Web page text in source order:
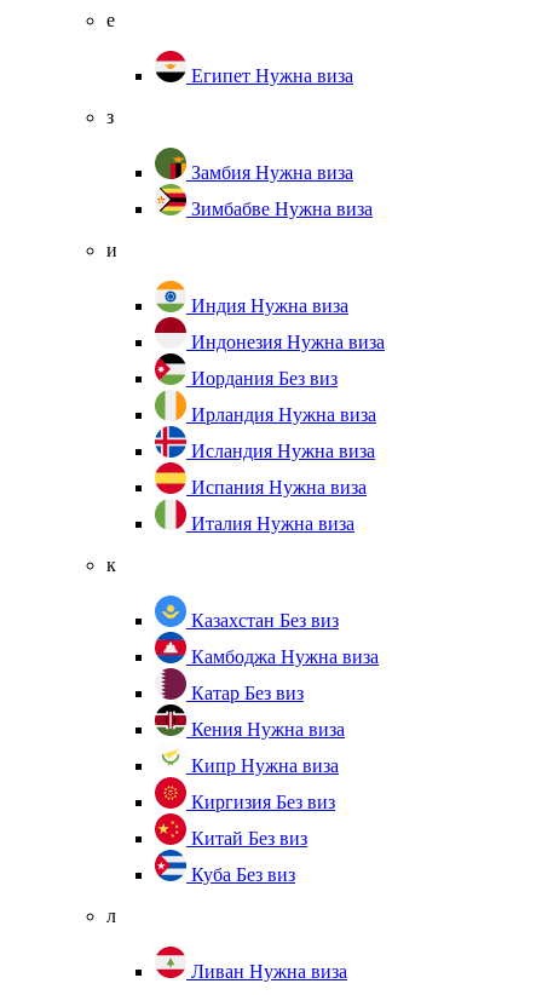
е
Египет Нужна виза
з
Замбия Нужна виза
Зимбабве Нужна виза
и
Индия Нужна виза
Индонезия Нужна виза
Иордания Без виз
Ирландия Нужна виза
Исландия Нужна виза
Испания Нужна виза
Италия Нужна виза
к
Казахстан Без виз
Камбоджа Нужна виза
Катар Без виз
Кения Нужна виза
Кипр Нужна виза
Киргизия Без виз
Китай Без виз
Куба Без виз
л
Ливан Нужна виза